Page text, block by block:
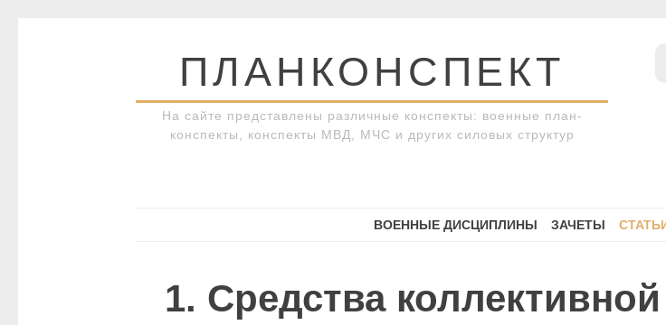
ПЛАНКОНСПЕКТ
На сайте представлены различные конспекты: военные план-
конспекты, конспекты МВД, МЧС и других силовых структур
ВОЕННЫЕ ДИСЦИПЛИНЫ ЗАЧЕТЫ
1. Средства